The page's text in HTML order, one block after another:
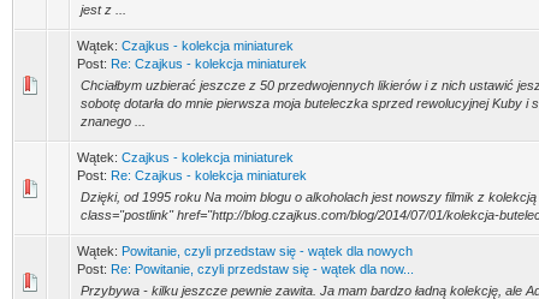
jest z ...
Wątek: Czajkus - kolekcja miniaturek
Post: Re: Czajkus - kolekcja miniaturek
Chciałbym uzbierać jeszcze z 50 przedwojennych likierów i z nich ustawić
sobotę dotarła do mnie pierwsza moja buteleczka sprzed rewolucyjnej Kuby i
znanego ...
Wątek: Czajkus - kolekcja miniaturek
Post: Re: Czajkus - kolekcja miniaturek
Dzięki, od 1995 roku Na moim blogu o alkoholach jest nowszy filmik z
class="postlink" href="http://blog.czajkus.com/blog/2014/07/01/kolekcja-
Wątek: Powitanie, czyli przedstaw się - wątek dla nowych
Post: Re: Powitanie, czyli przedstaw się - wątek dla now...
Przybywa - kilku jeszcze pewnie zawita. Ja mam bardzo ładną kolekcję, ale